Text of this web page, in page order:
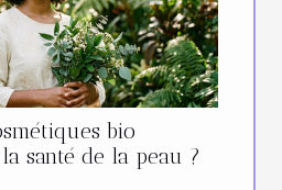
bio
santé de la peau ?